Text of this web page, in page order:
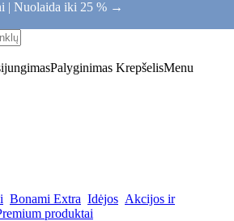
| Nuolaida iki 25 % →
Palyginimas KrepšelisMenu
Bonami Extra Idėjos Akcijos ir
produktai